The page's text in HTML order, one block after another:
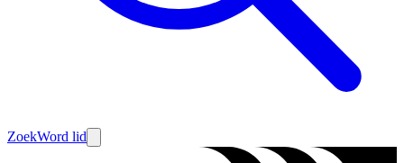
ZoekWord lid